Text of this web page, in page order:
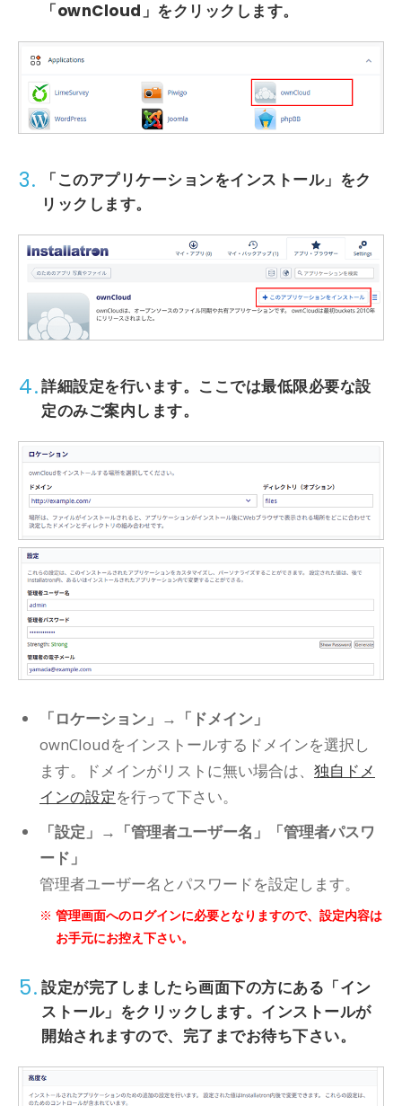
「ownCloud」をクリックします。
3. 「このアプリケーションをインストール」 をク
リックします。
4.詳細設定を行います。ここでは最低限必要な設
定のみご案内します。
「ロケーション」→「ドメイン」
ownCloudをインストールするドメインを選択し
ます。ドメインがリストに無い場合は、 独自ドメ
インの設定を行って下さい。
「設定」→「管理者ユーザー名」「管理者パスワ
ード」
管理者ユーザー名とパスワードを設定します。
管理画面へのログインに必要となりますので、設定内容は
お手元にお控え下さい。
5. 設定が完了しましたら画面下の方にある 「イン
ストール」 をクリックします。インストールが
開始されますので、完了までお待ち下さい。